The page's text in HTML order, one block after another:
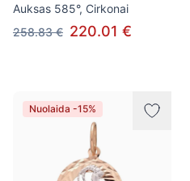
Auksas 585°, Cirkonai
258.83 € 220.01 €
Nuolaida -15%